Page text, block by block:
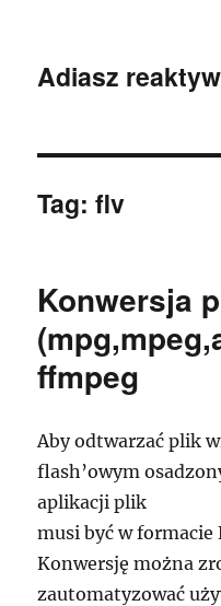
Adiasz
Tag:flv
Konwersja
ffmpeg
Aby odtwarzać plik
flash’owym
aplikacji plik
musi być w formacie
Konwersję można
zautomatyzować